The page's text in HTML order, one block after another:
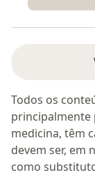
Todos os
principalmente
medicina, têm
devem ser, em
como